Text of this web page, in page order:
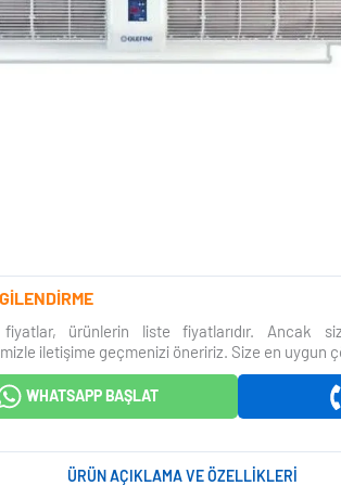
fiyatlar, ürünlerin liste fiyatlarıdır. Ancak
iletişime geçmenizi öneririz. Size en uygun
WHATSAPP BAŞLAT
ÜRÜN AÇIKLAMA VE ÖZELLIKLERI